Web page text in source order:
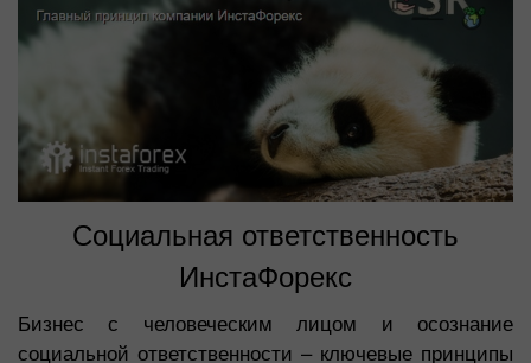
Социальная ответственность
ИнстаФорекс
Бизнес с человеческим лицом и осознание
социальной ответственности – ключевые принципы